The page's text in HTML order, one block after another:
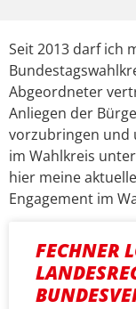
Seit 2013 darf ich
Abgeordneter
Anliegen der
vorzubringen und
im Wahlkreis
hier meine
Engagement im
FECHNER